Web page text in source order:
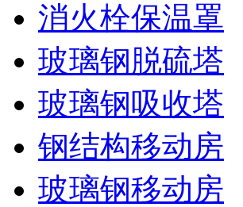
消火栓保温罩
玻璃钢脱硫塔
玻璃钢吸收塔
钢结构移动房
玻璃钢移动房